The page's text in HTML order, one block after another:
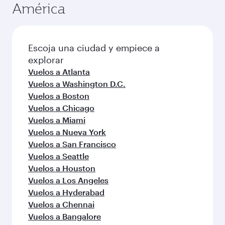
América
Escoja una ciudad y empiece a
explorar
Vuelos a Atlanta
Vuelos a Washington D.C.
Vuelos a Boston
Vuelos a Chicago
Vuelos a Miami
Vuelos a Nueva York
Vuelos a San Francisco
Vuelos a Seattle
Vuelos a Houston
Vuelos a Los Angeles
Vuelos a Hyderabad
Vuelos a Chennai
Vuelos a Bangalore